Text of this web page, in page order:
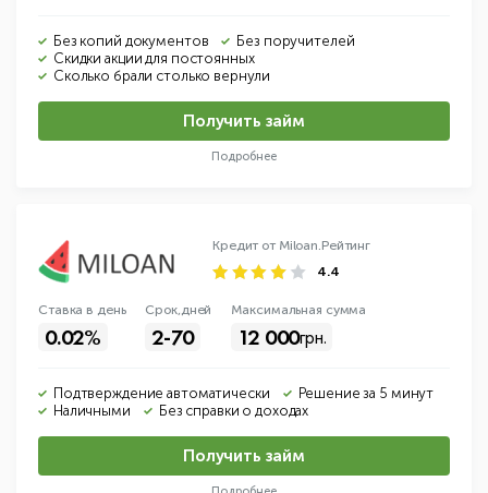
Без копий документов
Без поручителей
Скидки акции для постоянных
Сколько брали столько вернули
Получить займ
Подробнее
Кредит от Miloan.Рейтинг
4.4
Ставка в день
0.02%
Срок,дней
2-70
Максимальная сумма
12 000грн.
Подтверждение автоматически
Решение за 5 минут
Наличными
Без справки о доходах
Получить займ